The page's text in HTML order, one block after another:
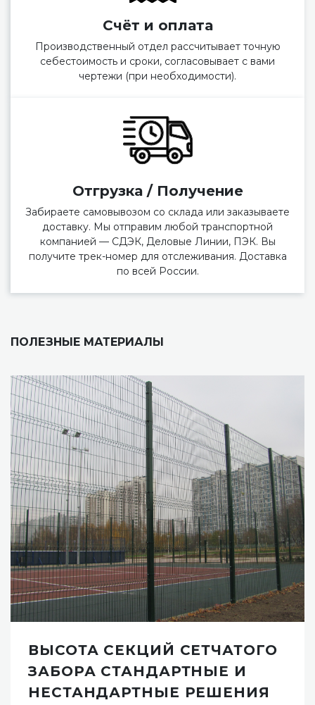
Счёт и оплата
Производственный отдел рассчитывает точную
себестоимость и сроки, согласовывает с вами
чертежи (при необходимости).
Отгрузка / Получение
Забираете самовывозом со склада или заказываете
доставку. Мы отправим любой транспортной
компанией — СДЭК, Деловые Линии, ПЭК. Вы
получите трек-номер для отслеживания. Доставка
по всей России.
ПОЛЕЗНЫЕ МАТЕРИАЛЫ
П- ОБРАЗНЫЕ ХОМУТЫ ДЛЯ
КРЕПЛЕНИЯ ПАНЕЛЕЙ К
СТОЛБУ- ПРЕИМУЩЕСТВА И